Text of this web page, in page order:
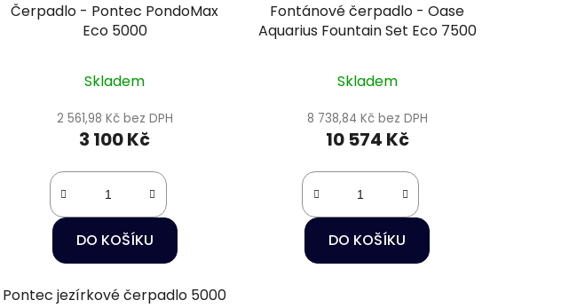
Čerpadlo - Pontec PondoMax
Eco 5000
Skladem
2 561,98 Kč bez DPH
3 100 Kč
DO KOŠÍKU
Pontec jezírkové čerpadlo 5000
Fontánové čerpadlo - Oase
Aquarius Fountain Set Eco 7500
Skladem
8 738,84 Kč bez DPH
10 574 Kč
DO KOŠÍKU